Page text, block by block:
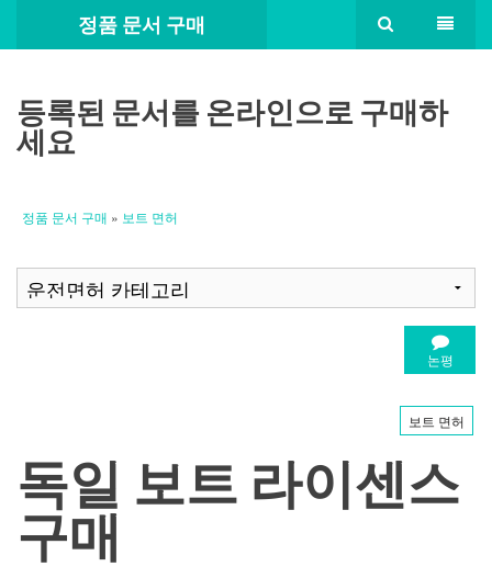
정품 문서 구매
등록된 문서를 온라인으로 구매하
세요
정품 문서 구매 » 보트 면허
논평
보트 면허
독일 보트 라이센스
구매